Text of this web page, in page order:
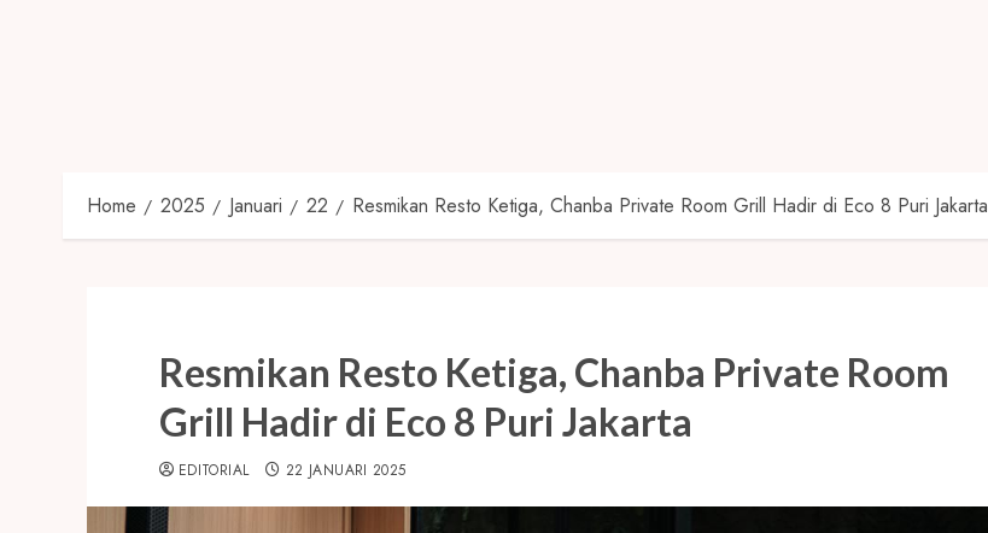
Home 2025 Januari 22 Resmikan Resto Ketiga, Chanba Private Room Grill Hadir di Eco 8 Puri Jakarta
Resmikan Resto Ketiga, Chanba Private Room
Grill Hadir di Eco 8 Puri Jakarta
EDITORIAL 22 JANUARI 2025